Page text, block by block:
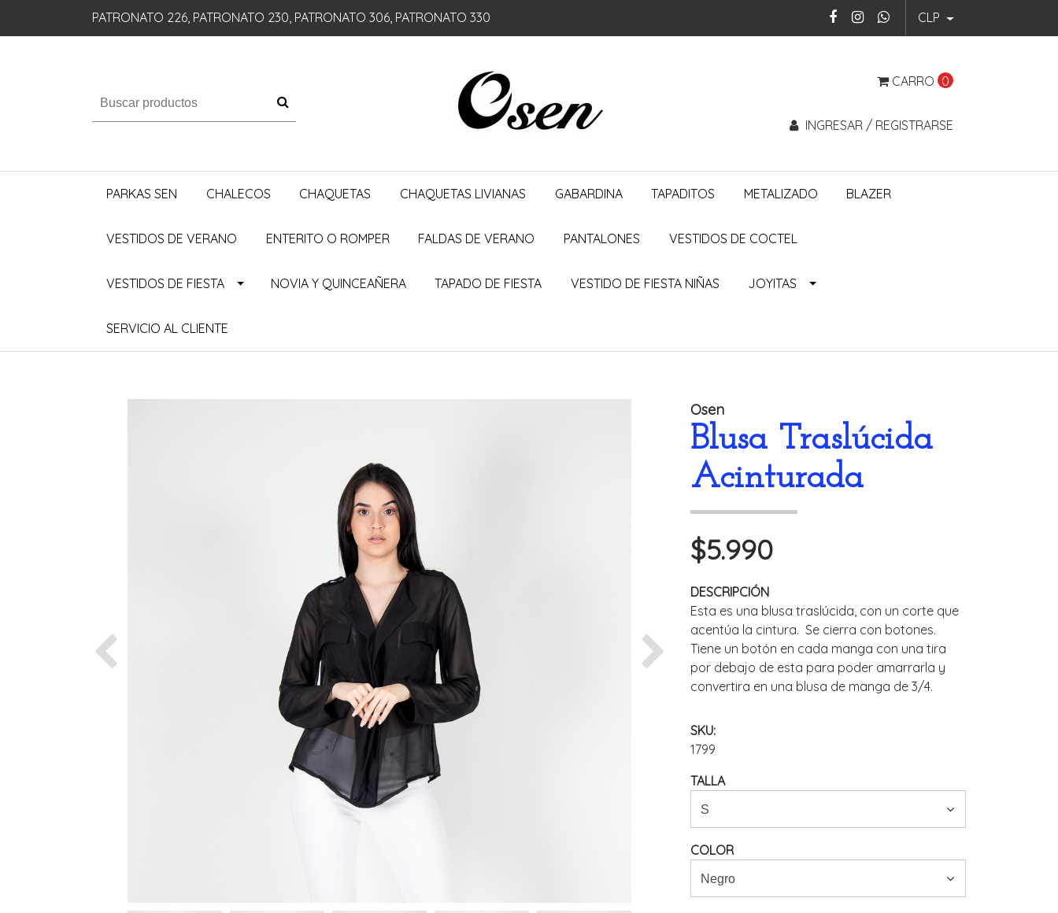
PATRONATO 226, PATRONATO 230, PATRONATO 306, PATRONATO 330 CLP
CARRO 0
INGRESAR / REGISTRARSE
PARKAS SEN CHALECOS CHAQUETAS CHAQUETAS LIVIANAS GABARDINA TAPADITOS METALIZADO BLAZER
VESTIDOS DE VERANO ENTERITO O ROMPER FALDAS DE VERANO PANTALONES VESTIDOS DE COCTEL
VESTIDOS DE FIESTA NOVIA Y QUINCEAÑERA TAPADO DE FIESTA VESTIDO DE FIESTA NIÑAS JOYITAS
SERVICIO AL CLIENTE
Previous Next
Osen
Blusa Traslúcida
Acinturada
$5.990
DESCRIPCIÓN
Esta es una blusa traslúcida, con un corte que
acentúa la cintura. Se cierra con botones.
Tiene un botón en cada manga con una tira
por debajo de esta para poder amarrarla y
convertira en una blusa de manga de 3/4.
SKU:
1799
TALLA
COLOR